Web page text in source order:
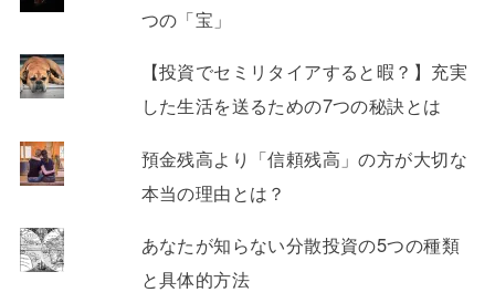
つの「宝」
【投資でセミリタイアすると暇？】充実
した生活を送るための7つの秘訣とは
預金残高より「信頼残高」の方が大切な
本当の理由とは？
あなたが知らない分散投資の5つの種類
と具体的方法